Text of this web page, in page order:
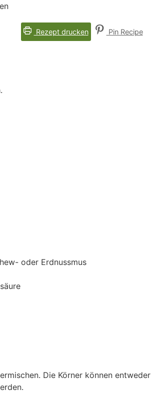
Rezept drucken Pin Recipe
oder Erdnussmus
Die Körner können